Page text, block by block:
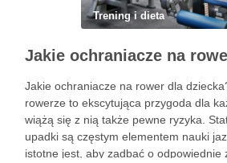
Trening i dieta
Jakie ochraniacze na rower dla
rowerze to ekscytująca przygoda dla
wiążą się z nią także pewne ryzyka.
upadki są częstym elementem nauki
istotne jest, aby zadbać o odpowiednie